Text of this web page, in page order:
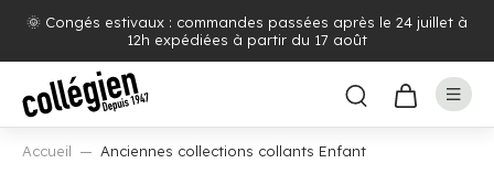
🌞 Congés estivaux : commandes passées après le 24 juillet à
12h expédiées à partir du 17 août
Accueil Anciennes collections collants Enfant